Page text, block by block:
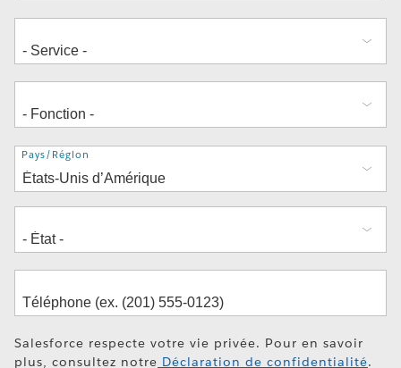
Adresse
Pays/Région
Salesforce respecte votre vie privée. Pour en savoir
plus, consultez notre Déclaration de confidentialité.